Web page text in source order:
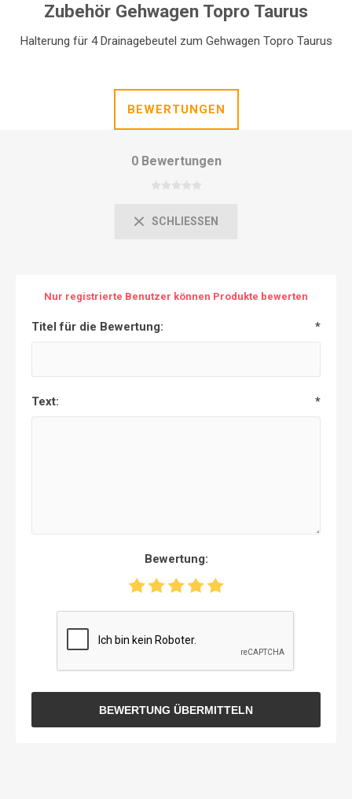
Zubehör Gehwagen Topro Taurus
Halterung für 4 Drainagebeutel zum Gehwagen Topro Taurus
BEWERTUNGEN
0 Bewertungen
SCHLIESSEN
Nur registrierte Benutzer können Produkte bewerten
Titel für die Bewertung: *
Text: *
Bewertung:
BEWERTUNG ÜBERMITTELN